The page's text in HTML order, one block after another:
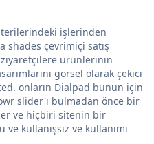
işlerinden
shades çevrimiçi satış
ürünlerinin
görsel olarak çekici
onların Dialpad bunun için
slider'ı bulmadan önce bir
ve hiçbiri sitenin bir
kullanışsız ve kullanımı